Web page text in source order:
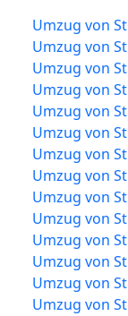
Umzug von
Umzug von
Umzug von
Umzug von
Umzug von
Umzug von
Umzug von
Umzug von
Umzug von
Umzug von
Umzug von
Umzug von
Umzug von
Umzug von